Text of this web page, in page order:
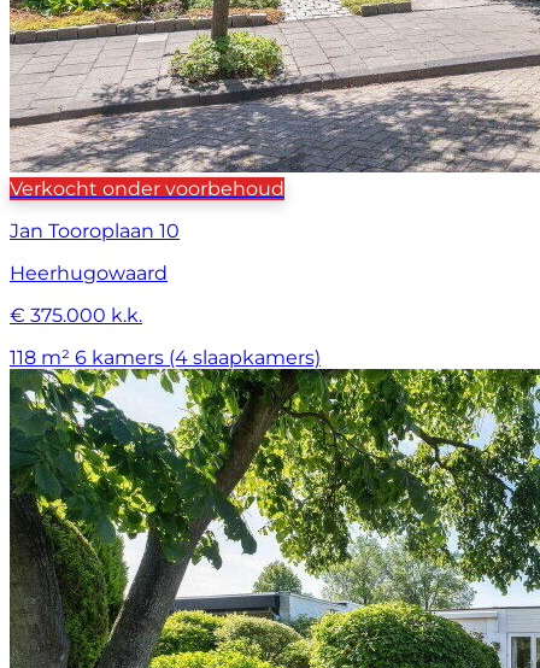
Verkocht onder voorbehoud
Jan Tooroplaan 10
Heerhugowaard
€ 375.000 k.k.
118 m² 6 kamers (4 slaapkamers)